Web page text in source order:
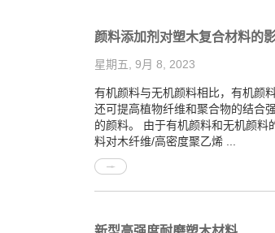
颜料添加剂对塑木复合材料的
星期五, 9月 8, 2023
有机颜料与无机颜料相比，有机颜
还可提高植物纤维和聚合物的结合
的颜料。 由于有机颜料和无机颜
料对木纤维/高密度聚乙烯 ...